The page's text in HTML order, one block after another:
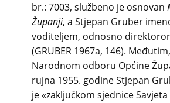
br.: 7003, službeno je osnovan
Županji, a Stjepan Gruber
voditeljem, odnosno
(GRUBER 1967a, 146).
Narodnom odboru Općine
rujna 1955. godine Stjepan
je «zaključkom sjednice